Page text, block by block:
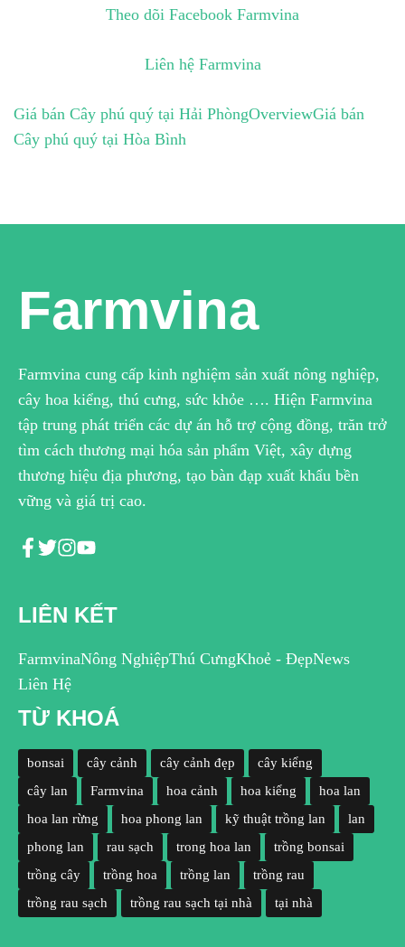
Theo dõi Facebook Farmvina
Liên hệ Farmvina
Giá bán Cây phú quý tại Hải PhòngOverviewGiá bán
Cây phú quý tại Hòa Bình
Farmvina
Farmvina cung cấp kinh nghiệm sản xuất nông nghiệp,
cây hoa kiểng, thú cưng, sức khỏe …. Hiện Farmvina
tập trung phát triển các dự án hỗ trợ cộng đồng, trăn trở
tìm cách thương mại hóa sản phẩm Việt, xây dựng
thương hiệu địa phương, tạo bàn đạp xuất khẩu bền
vững và giá trị cao.
LIÊN KẾT
FarmvinaNông NghiệpThú CưngKhoẻ - ĐẹpNews
Liên Hệ
TỪ KHOÁ
bonsai cây cảnh cây cảnh đẹp
cây kiểng
cây lan
Farmvina hoa cảnh hoa kiểng
hoa lan
hoa lan rừng
hoa phong lan kỹ thuật trồng lan
lan
phong lan
rau sạch trong hoa lan
trồng bonsai
trồng cây
trồng hoa trồng lan
trồng rau
trồng rau sạch
trồng rau sạch tại nhà tại nhà